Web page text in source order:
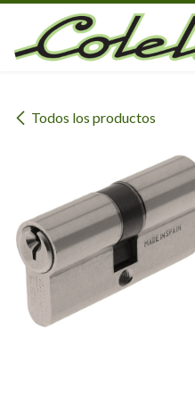
Ir al contenido
Todos los productos